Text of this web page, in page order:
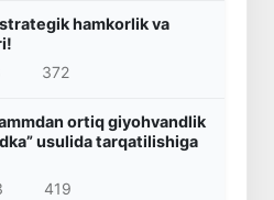
hamkorlik va
372
ortiq giyohvandlik
usulida tarqatilishiga
419